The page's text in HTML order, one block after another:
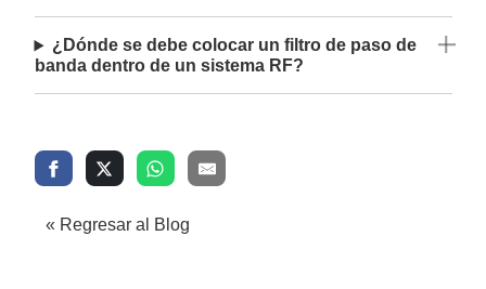
¿Dónde se debe colocar un filtro de paso de
banda dentro de un sistema RF?
« Regresar al Blog